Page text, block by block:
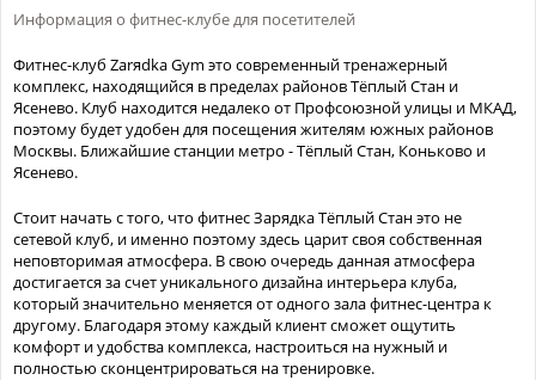
Информация о фитнес-клубе для посетителей
Фитнес-клуб Zarяdka Gym это современный тренажерный
комплекс, находящийся в пределах районов Тёплый Стан и
Ясенево. Клуб находится недалеко от Профсоюзной улицы и МКАД,
поэтому будет удобен для посещения жителям южных районов
Москвы. Ближайшие станции метро - Тёплый Стан, Коньково и
Ясенево.
Стоит начать с того, что фитнес Зарядка Тёплый Стан это не
сетевой клуб, и именно поэтому здесь царит своя собственная
неповторимая атмосфера. В свою очередь данная атмосфера
достигается за счет уникального дизайна интерьера клуба,
который значительно меняется от одного зала фитнес-центра к
другому. Благодаря этому каждый клиент сможет ощутить
комфорт и удобства комплекса, настроиться на нужный и
полностью сконцентрироваться на тренировке.